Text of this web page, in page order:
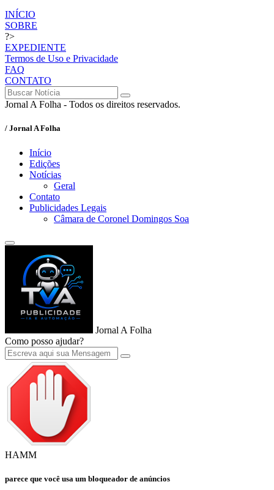
INÍCIO
SOBRE
?>
EXPEDIENTE
Termos de Uso e Privacidade
FAQ
CONTATO
Jornal A Folha - Todos os direitos reservados.
/ Jornal A Folha
Início
Edições
Notícias
Geral
Contato
Publicidades Legais
Câmara de Coronel Domingos Soa
Jornal A Folha
Como posso ajudar?
HAMM
parece que você usa um bloqueador de anúncios